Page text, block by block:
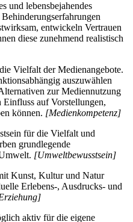
und lebensbejahendes
entwickeln Vertrauen
diese zunehmend realistisch
Vielfalt der Medienangebote.
auszuwählen
zur Mediennutzung
Einfluss auf Vorstellungen,
können. [Medienkompetenz]
für die Vielfalt und
grundlegende
[Umweltbewusstsein]
Kunst, Kultur und Natur
Erlebens-, Ausdrucks- und
aktiv für die eigene